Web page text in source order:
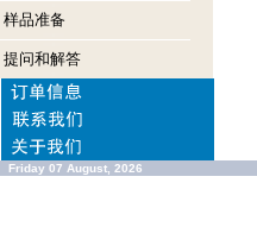
样品准备
提问和解答
Friday 07 August, 2026